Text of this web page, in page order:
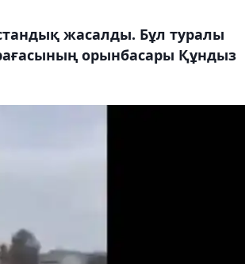
жасалды. Бұл туралы
орынбасары Құндыз